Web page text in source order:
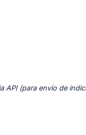
API (para envio de